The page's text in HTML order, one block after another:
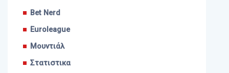
Bet Nerd
Euroleague
Μουντιάλ
Στατιστικα